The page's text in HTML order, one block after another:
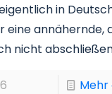
in
eine annähernde,
nicht
6